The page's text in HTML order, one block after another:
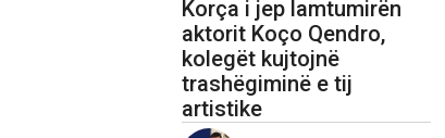
Korça i jep lamtumirën
aktorit Koço Qendro,
kolegët kujtojnë
trashëgiminë e tij
artistike